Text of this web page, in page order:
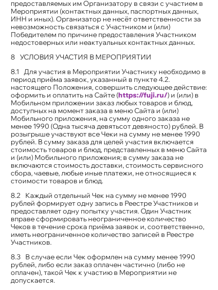
предоставляемых им Организатору в связи с участием в
Мероприятии (контактных данных, паспортных данных,
ИНН и иных). Организатор не несёт ответственности за
невозможность связаться с Участником и (или)
Победителем по причине предоставления Участником
недостоверных или неактуальных контактных данных.
УСЛОВИЯ УЧАСТИЯ В МЕРОПРИЯТИИ
Для участия в Мероприятии Участнику необходимо в
период приёма заявок, указанный в пункте 4.2.
настоящего Положения, совершить следующее действие:
оформить и оплатить на Сайте (https://fuji.ru/) и (или) в
Мобильном приложении заказ любых товаров и блюд,
доступных на момент заказа в меню Сайта и (или)
Мобильного приложения, на сумму одного заказа не
менее 1990 (Одна тысяча девятьсот девяносто) рублей. В
розыгрыше участвуют все Чеки на сумму не менее 1990
рублей. В сумму заказа для целей участия включается
стоимость товаров и блюд, представленных в меню Сайта
и (или) Мобильного приложения; в сумму заказа не
включаются стоимость доставки, стоимость сервисного
сбора, чаевые, любые иные платежи, не относящиеся к
стоимости товаров и блюд.
Каждый отдельный Чек на сумму не менее 1990
рублей формирует одну запись в Реестре Участников и
предоставляет одну попытку участия. Один Участник
вправе сформировать неограниченное количество
Чеков в течение срока приёма заявок и, соответственно,
иметь неограниченное количество записей в Реестре
Участников.
В случае если Чек оформлен на сумму менее 1990
рублей, либо если заказ оплачен частично (либо не
оплачен), такой Чек к участию в Мероприятии не
допускается.